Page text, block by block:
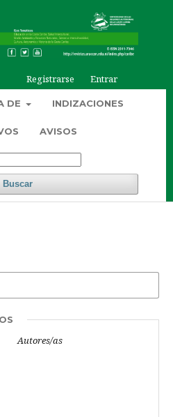
Registrarse Entrar
DE INDIZACIONES
AVISOS
Buscar
Autores/as